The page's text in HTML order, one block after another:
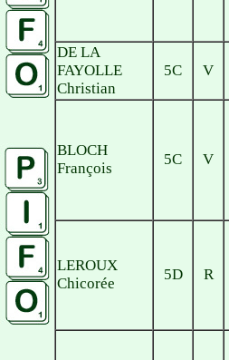
DE LA
FAYOLLE
Christian
5C V
BLOCH
François
5C V
LEROUX
Chicorée
5D R